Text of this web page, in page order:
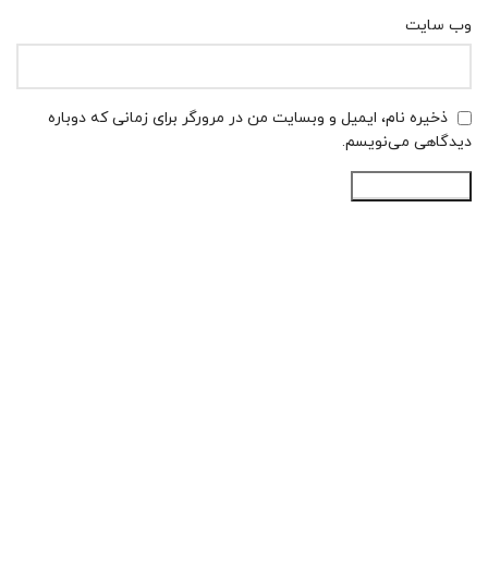
وب‌ سایت
ذخیره نام، ایمیل و وبسایت من در مرورگر برای زمانی که دوباره
دیدگاهی می‌نویسم.